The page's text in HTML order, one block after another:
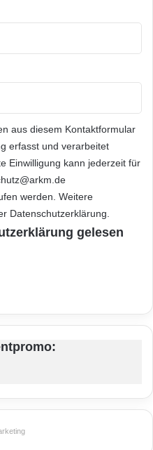
würden. Um
Jugendschutz und
Daten
aus diesem Kontaktformular
erfasst und verarbeitet
Einwilligung kann jederzeit für
werden. Weitere
Datenschutzerklärung
gelesen